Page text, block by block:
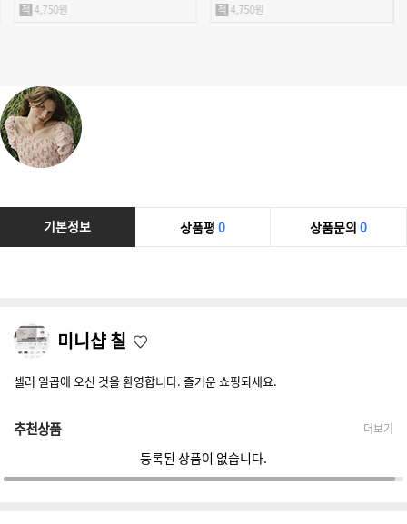
4,750원 4,750원
기본정보 상품평 0 상품문의 0
미니샵 칠
셀러 일곱에 오신 것을 환영합니다. 즐거운 쇼핑되세요.
추천상품 더보기
등록된 상품이 없습니다.